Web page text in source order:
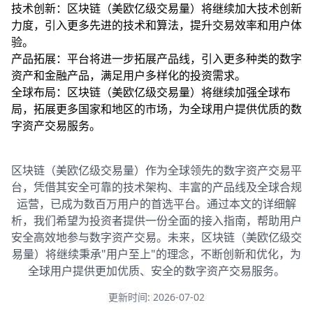
技术创新：区块链（美欧亿级交易量）将继续加大技术创新
力度，引入更多先进的技术和算法，提升交易效率和用户体
验。
产品拓展：平台将进一步拓展产品线，引入更多种类的数字
资产和金融产品，满足用户多样化的投资需求。
全球布局：区块链（美欧亿级交易量）将继续加强全球布
局，拓展更多国家和地区的市场，为全球用户提供优质的数
字资产交易服务。
区块链（美欧亿级交易量）作为全球领先的数字资产交易平
台，凭借其安全可靠的技术架构、丰富的产品线及全球合规
运营，已成为数百万用户的首选平台。通过本文的详细解
析，我们希望为投资者提供一份全面的接入指南，帮助用户
安全高效地参与数字资产交易。未来，区块链（美欧亿级交
易量）将继续秉承"用户至上"的理念，不断创新和优化，为
全球用户提供更加优质、安全的数字资产交易服务。
更新时间: 2026-07-02